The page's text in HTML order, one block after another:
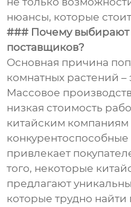
нюансы, которые
### Почему выбирают
поставщиков?
Основная причина
комнатных растений –
Массовое
низкая стоимость
китайским компаниям
привлекает
того, некоторые
предлагают
которые трудно